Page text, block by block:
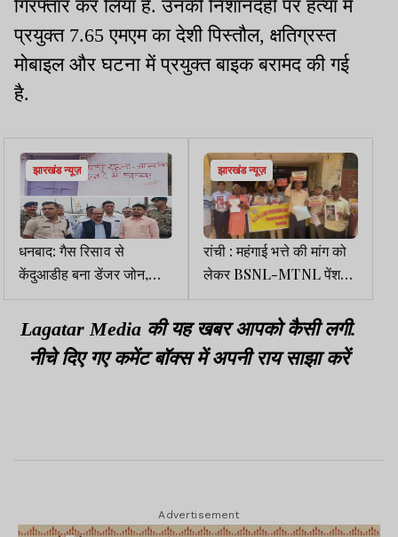
गिरफ्तार कर लिया है. उनकी निशानदेही पर हत्या में
प्रयुक्त 7.65 एमएम का देशी पिस्तौल, क्षतिग्रस्त
मोबाइल और घटना में प्रयुक्त बाइक बरामद की गई
है.
झारखंड न्यूज़
धनबाद: गैस रिसाव से
केंदुआडीह बना डेंजर जोन,
DC-SSP व BCCL के
CMD ने किया दौरा
झारखंड न्यूज़
रांची : महंगाई भत्ते की मांग को
लेकर BSNL-MTNL पेंशनर्स
का प्रदर्शन
Lagatar Media की यह खबर आपको कैसी लगी.
नीचे दिए गए कमेंट बॉक्स में अपनी राय साझा करें
Advertisement